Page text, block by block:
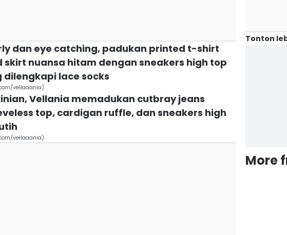
dan eye catching, padukan printed t-shirt
skirt nuansa hitam dengan sneakers high top
dilengkapi lace socks
vellaaania)
Vellania memadukan cutbray jeans
top, cardigan ruffle, dan sneakers high
vellaaania)
Tonton
More